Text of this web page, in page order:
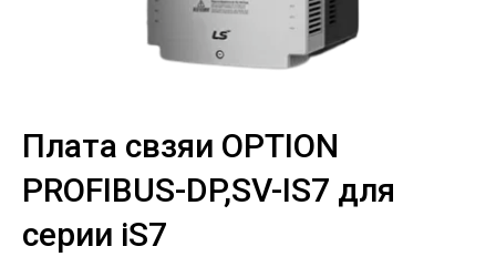
Плата свзяи OPTION
PROFIBUS-DP,SV-IS7 для
серии iS7